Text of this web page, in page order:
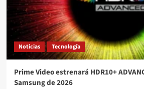
Noticias Tecnología
Prime Video estrenará HDR10+
Samsung de 2026